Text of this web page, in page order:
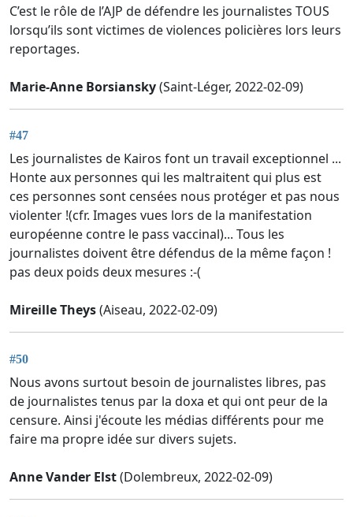
C’est le rôle de l’AJP de défendre les journalistes TOUS
lorsqu’ils sont victimes de violences policières lors leurs
reportages.
Marie-Anne Borsiansky(Saint-Léger, 2022-02-09)
#47
Les journalistes de Kairos font un travail exceptionnel ...
Honte aux personnes qui les maltraitent qui plus est
ces personnes sont censées nous protéger et pas nous
violenter !(cfr. Images vues lors de la manifestation
européenne contre le pass vaccinal)... Tous les
journalistes doivent être défendus de la même façon !
pas deux poids deux mesures :-(
Mireille Theys(Aiseau, 2022-02-09)
#50
Nous avons surtout besoin de journalistes libres, pas
de journalistes tenus par la doxa et qui ont peur de la
censure. Ainsi j'écoute les médias différents pour me
faire ma propre idée sur divers sujets.
Anne Vander Elst(Dolembreux, 2022-02-09)